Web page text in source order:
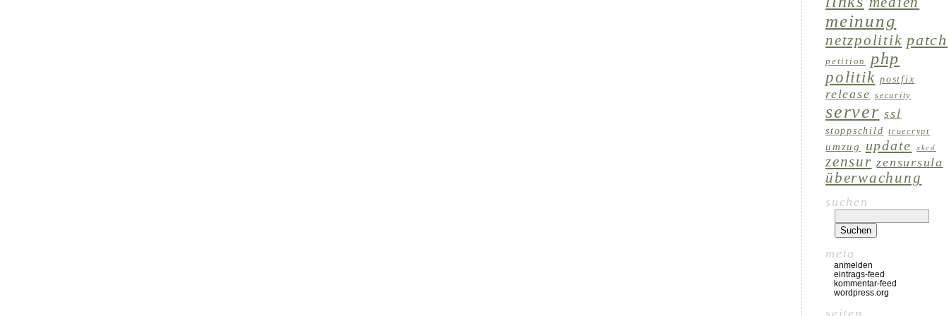
meinung
netzpolitik patch
petition php
politik postfix
release security
server ssl
stoppschild truecrypt
umzug update xkcd
zensur zensursula
überwachung
suchen
meta
anmelden
eintrags-feed
kommentar-feed
wordpress.org
seiten